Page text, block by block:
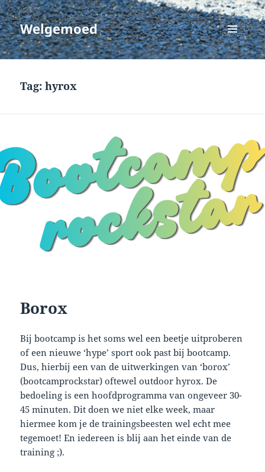
Welgemoed
MENU
EN
Tag:hyrox
Borox
Bij bootcamp is het soms wel een beetje uitproberen
of een nieuwe ‘hype’ sport ook past bij bootcamp.
Dus, hierbij een van de uitwerkingen van ‘borox’
(bootcamprockstar) oftewel outdoor hyrox. De
bedoeling is een hoofdprogramma van ongeveer 30-
45 minuten. Dit doen we niet elke week, maar
hiermee kom je de trainingsbeesten wel echt mee
tegemoet! En iedereen is blij aan het einde van de
training ;).